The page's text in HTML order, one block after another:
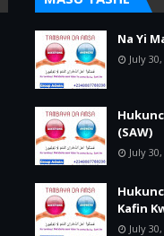
Na Yi
July
(SAW)
July
Kafin
July